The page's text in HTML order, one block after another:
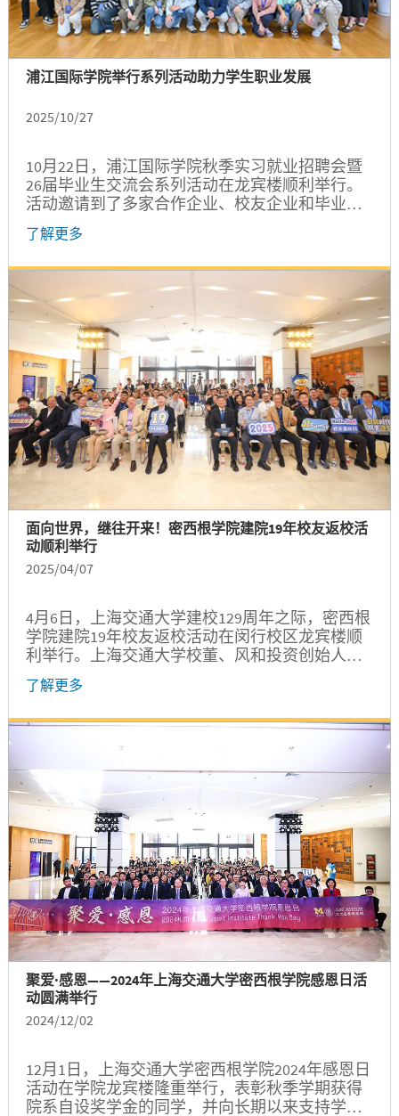
浦江国际学院举行系列活动助力学生职业发展
2025/10/27
10月22日，浦江国际学院秋季实习就业招聘会暨
26届毕业生交流会系列活动在龙宾楼顺利举行。
活动邀请到了多家合作企业、校友企业和毕业生
代表参加。学指委副秘书长、学校就业中心主任
杨艳春，学院党委书记朱浩瑾、关工委副主任张
代表交流会，加强指导动员...
了解更多
面向世界，继往开来！密西根学院建院19年校友返校活
动顺利举行
2025/04/07
4月6日，上海交通大学建校129周年之际，密西根
学院建院19年校友返校活动在闵行校区龙宾楼顺
利举行。上海交通大学校董、风和投资创始人、
密西根学院发展顾问理事会联席主席吴炯，携程
集团首席执行官、密西根学院发展顾问理事会联
始院长倪军，学生处副处长、学生事务中心主任
杨艳春，学院院长陈谦斌、原院长黄佩森、本科
教育副院长郑刚、党委副书记王冲、研究生教育
副院长沈泳星、科研副院长申岩峰，学院教职员
工，海内外校友、家长代表等百余人出席本次大
会。活动由王冲主持。...
了解更多
聚爱·感恩——2024年上海交通大学密西根学院感恩日活
动圆满举行
2024/12/02
12月1日，上海交通大学密西根学院2024年感恩日
活动在学院龙宾楼隆重举行，表彰秋季学期获得
院系自设奖学金的同学，并向长期以来支持学院